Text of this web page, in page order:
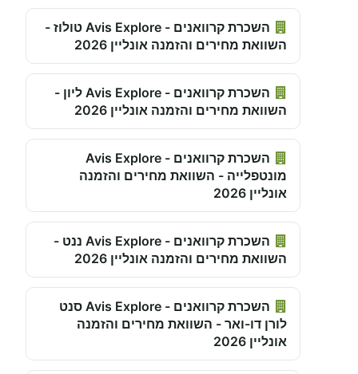
השכרת קרוואנים - Avis Explore טולוז -
השוואת מחירים והזמנה אונליין 2026
השכרת קרוואנים - Avis Explore ליון -
השוואת מחירים והזמנה אונליין 2026
השכרת קרוואנים - Avis Explore
מונטפלייה - השוואת מחירים והזמנה
אונליין 2026
השכרת קרוואנים - Avis Explore ננט -
השוואת מחירים והזמנה אונליין 2026
השכרת קרוואנים - Avis Explore סנט
לורן דו-ואר - השוואת מחירים והזמנה
אונליין 2026